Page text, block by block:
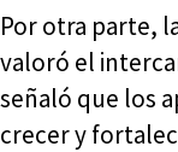
Por otra parte,
valoró el
señaló que los
crecer y